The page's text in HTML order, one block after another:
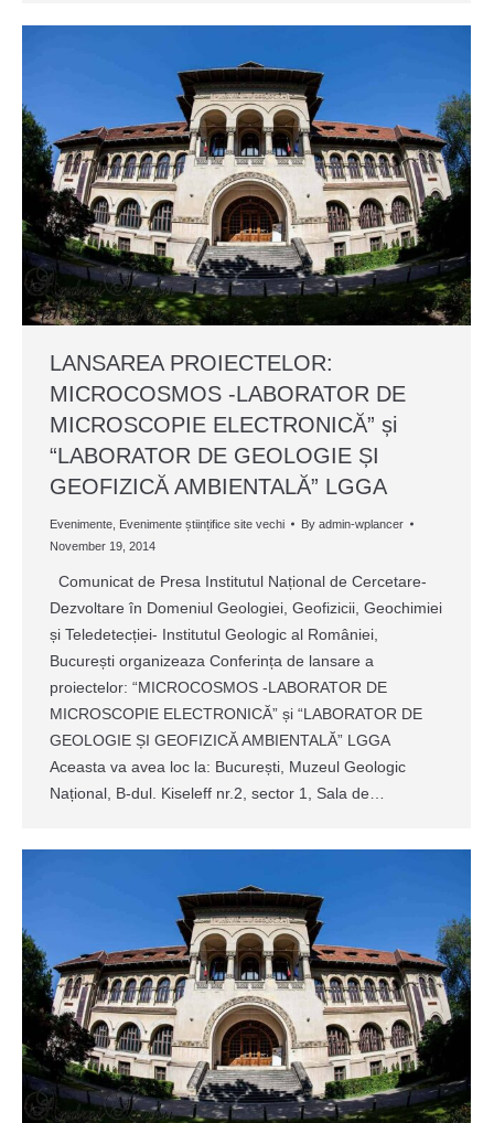
LANSAREA PROIECTELOR:
MICROCOSMOS -LABORATOR DE
MICROSCOPIE ELECTRONICĂ” și
“LABORATOR DE GEOLOGIE ȘI
GEOFIZICĂ AMBIENTALĂ” LGGA
Evenimente Evenimente științifice site vechi By admin-wplancer
November 19, 2014
Comunicat de Presa Institutul Național de Cercetare-
Dezvoltare în Domeniul Geologiei, Geofizicii, Geochimiei
și Teledetecției- Institutul Geologic al României,
București organizeaza Conferința de lansare a
proiectelor: “MICROCOSMOS -LABORATOR DE
MICROSCOPIE ELECTRONICĂ” și “LABORATOR DE
GEOLOGIE ȘI GEOFIZICĂ AMBIENTALĂ” LGGA
Aceasta va avea loc la: București, Muzeul Geologic
Național, B-dul. Kiseleff nr.2, sector 1, Sala de…